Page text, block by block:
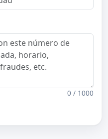
0 / 1000